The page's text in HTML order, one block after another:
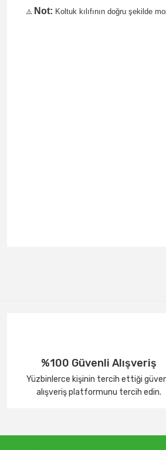
⚠️ Not: Koltuk kılıfının doğru şekilde
%100 Güvenli Alışveriş
Yüzbinlerce kişinin tercih ettiği
alışveriş platformunu tercih edin.